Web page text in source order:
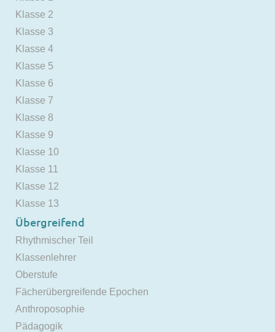
Klasse 2
Klasse 3
Klasse 4
Klasse 5
Klasse 6
Klasse 7
Klasse 8
Klasse 9
Klasse 10
Klasse 11
Klasse 12
Klasse 13
Übergreifend
Rhythmischer Teil
Klassenlehrer
Oberstufe
Fächerübergreifende Epochen
Anthroposophie
Pädagogik